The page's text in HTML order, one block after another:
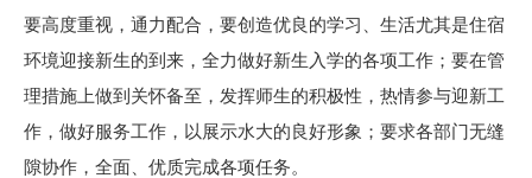
要高度重视，通力配合，要创造优良的学习、生活尤其是住宿
环境迎接新生的到来，全力做好新生入学的各项工作；要在管
理措施上做到关怀备至，发挥师生的积极性，热情参与迎新工
作，做好服务工作，以展示水大的良好形象；要求各部门无缝
隙协作，全面、优质完成各项任务。